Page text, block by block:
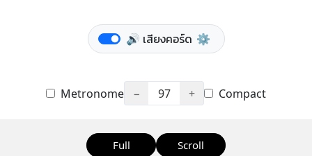
🔊 เสียงคอร์ด ⚙️
Metronome − 97 + Compact
Full Scroll